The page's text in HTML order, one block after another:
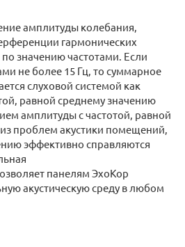
амплитуды колебания,
гармонических
значению частотами. Если
не более 15 Гц, то суммарное
слуховой системой как
равной среднему значению
амплитуды с частотой, равной
проблем акустики помещений,
эффективно справляются
панелям ЭхоКор
акустическую среду в любом